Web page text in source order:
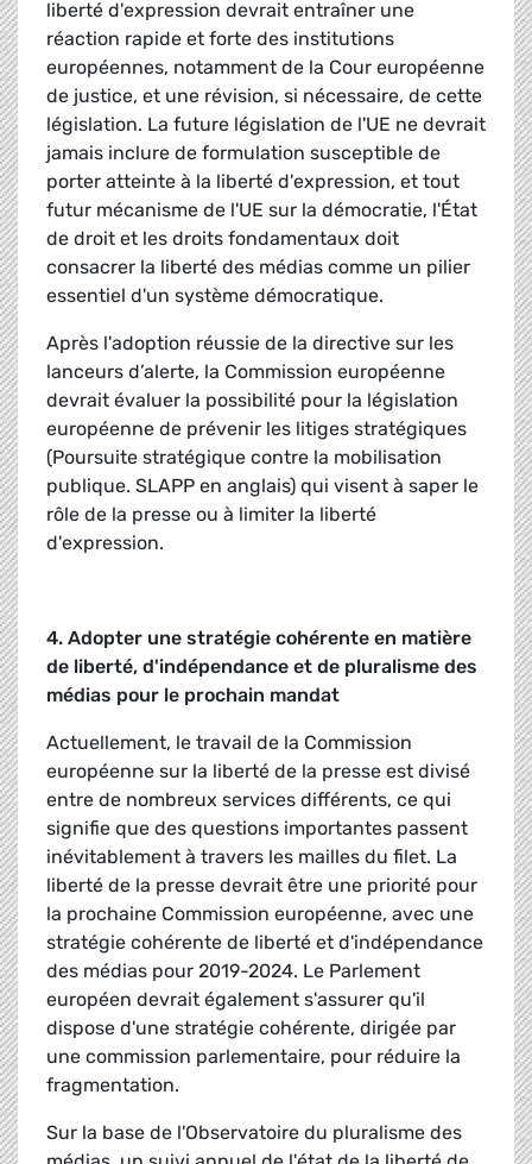
liberté d'expression devrait entraîner une
réaction rapide et forte des institutions
européennes, notamment de la Cour européenne
de justice, et une révision, si nécessaire, de cette
législation. La future législation de l'UE ne devrait
jamais inclure de formulation susceptible de
porter atteinte à la liberté d'expression, et tout
futur mécanisme de l'UE sur la démocratie, l'État
de droit et les droits fondamentaux doit
consacrer la liberté des médias comme un pilier
essentiel d'un système démocratique.
Après l'adoption réussie de la directive sur les
lanceurs d’alerte, la Commission européenne
devrait évaluer la possibilité pour la législation
européenne de prévenir les litiges stratégiques
(Poursuite stratégique contre la mobilisation
publique. SLAPP en anglais) qui visent à saper le
rôle de la presse ou à limiter la liberté
d'expression.
4. Adopter une stratégie cohérente en matière
de liberté, d'indépendance et de pluralisme des
médias pour le prochain mandat
Actuellement, le travail de la Commission
européenne sur la liberté de la presse est divisé
entre de nombreux services différents, ce qui
signifie que des questions importantes passent
inévitablement à travers les mailles du filet. La
liberté de la presse devrait être une priorité pour
la prochaine Commission européenne, avec une
stratégie cohérente de liberté et d'indépendance
des médias pour 2019-2024. Le Parlement
européen devrait également s'assurer qu'il
dispose d'une stratégie cohérente, dirigée par
une commission parlementaire, pour réduire la
fragmentation.
Sur la base de l'Observatoire du pluralisme des